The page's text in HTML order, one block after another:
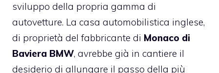
sviluppo della propria gamma di
autovetture. La casa automobilistica inglese,
di proprietà del fabbricante di Monaco di
Baviera BMW, avrebbe già in cantiere il
desiderio di allungare il passo della più